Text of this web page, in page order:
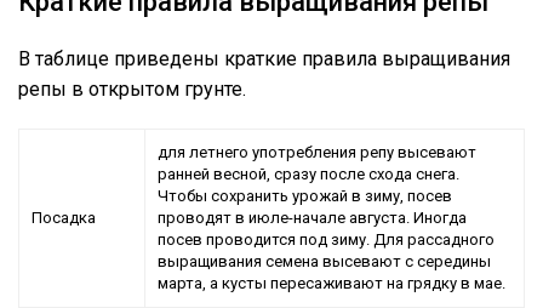
В таблице приведены краткие правила выращивания
репы в открытом грунте.
Посадка
для летнего употребления репу высевают
ранней весной, сразу после схода снега.
Чтобы сохранить урожай в зиму, посев
проводят в июле-начале августа. Иногда
посев проводится под зиму. Для рассадного
выращивания семена высевают с середины
марта, а кусты пересаживают на грядку в мае.